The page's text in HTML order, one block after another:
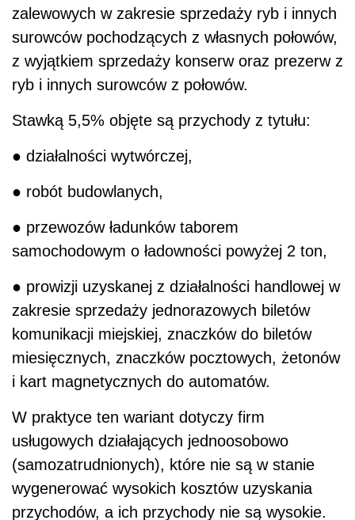
zalewowych w zakresie sprzedaży ryb i innych
surowców pochodzących z własnych połowów,
z wyjątkiem sprzedaży konserw oraz prezerw z
ryb i innych surowców z połowów.
Stawką 5,5% objęte są przychody z tytułu:
● działalności wytwórczej,
● robót budowlanych,
● przewozów ładunków taborem
samochodowym o ładowności powyżej 2 ton,
● prowizji uzyskanej z działalności handlowej w
zakresie sprzedaży jednorazowych biletów
komunikacji miejskiej, znaczków do biletów
miesięcznych, znaczków pocztowych, żetonów
i kart magnetycznych do automatów.
W praktyce ten wariant dotyczy firm
usługowych działających jednoosobowo
(samozatrudnionych), które nie są w stanie
wygenerować wysokich kosztów uzyskania
przychodów, a ich przychody nie są wysokie.